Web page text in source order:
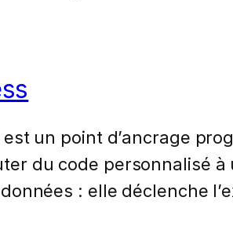
un point d’ancrage
du code personnalisé à
: elle déclenche